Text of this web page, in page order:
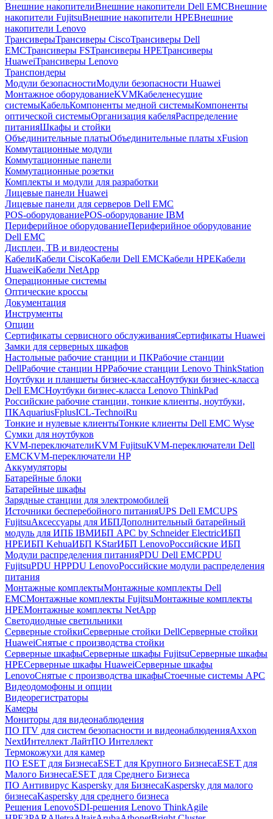
Внешние накопителиВнешние накопители Dell EMCВнешние
накопители FujitsuВнешние накопители HPEВнешние
накопители Lenovo
ТрансиверыТрансиверы CiscoТрансиверы Dell
EMCТрансиверы FSТрансиверы HPEТрансиверы
HuaweiТрансиверы Lenovo
Транспондеры
Модули безопасностиМодули безопасности Huawei
Монтажное оборудованиеKVMКабеленесущие
системыКабельКомпоненты медной системыКомпоненты
оптической системыОрганизация кабеляРаспределение
питанияШкафы и стойки
Объединительные платыОбъединительные платы xFusion
Коммутационные модули
Коммутационные панели
Коммутационные розетки
Комплекты и модули для разработки
Лицевые панели Huawei
Лицевые панели для серверов Dell EMC
POS-оборудованиеPOS-оборудование IBM
Периферийное оборудованиеПериферийное оборудование
Dell EMC
Дисплеи, ТВ и видеостены
КабелиКабели CiscoКабели Dell EMCКабели HPEКабели
HuaweiКабели NetApp
Операционные системы
Оптические кроссы
Документация
Инструменты
Опции
Сертификаты сервисного обслуживанияСертификаты Huawei
Замки для серверных шкафов
Настольные рабочие станции и ПКРабочие станции
DellРабочие станции HPРабочие станции Lenovo ThinkStation
Ноутбуки и планшеты бизнес-классаНоутбуки бизнес-класса
Dell EMCНоутбуки бизнес-класса Lenovo ThinkPad
Российские рабочие станции, тонкие клиенты, ноутбуки,
ПКAquariusFplusICL-TechnoiRu
Тонкие и нулевые клиентыТонкие клиенты Dell EMC Wyse
Сумки для ноутбуков
KVM-переключателиKVM FujitsuKVM-переключатели Dell
EMCKVM-переключатели HP
Аккумуляторы
Батарейные блоки
Батарейные шкафы
Зарядные станции для электромобилей
Источники бесперебойного питанияUPS Dell EMCUPS
FujitsuАксессуары для ИБПДополнительный батарейный
модуль для ИПБ IBMИБП APC by Schneider ElectricИБП
HPEИБП KehuaИБП KStarИБП LenovoРоссийские ИБП
Модули распределения питанияPDU Dell EMCPDU
FujitsuPDU HPPDU LenovoРоссийские модули распределения
питания
Монтажные комплектыМонтажные комплекты Dell
EMCМонтажные комплекты FujitsuМонтажные комплекты
HPEМонтажные комплекты NetApp
Светодиодные светильники
Серверные стойкиСерверные стойки DellСерверные стойки
HuaweiСнятые с производства стойки
Серверные шкафыСерверные шкафы FujitsuСерверные шкафы
HPEСерверные шкафы HuaweiСерверные шкафы
LenovoСнятые с производства шкафыСтоечные системы APC
Видеодомофоны и опции
Видеорегистраторы
Камеры
Мониторы для видеонаблюдения
ПО ITV для систем безопасности и видеонаблюденияAxxon
NextИнтеллект ЛайтПО Интеллект
Термокожухи для камер
ПО ESET для БизнесаESET для Крупного БизнесаESET для
Малого БизнесаESET для Среднего Бизнеса
ПО Антивирус Kaspersky для БизнесаKaspersky для малого
бизнесаKaspersky для среднего бизнеса
Решения LenovoSDI-решения Lenovo ThinkAgile